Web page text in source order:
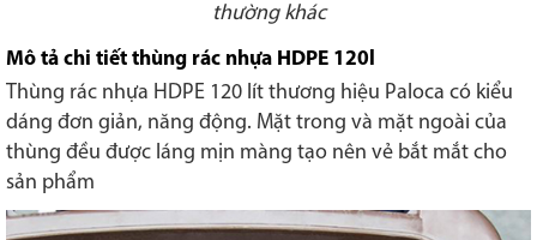
thường khác
Mô tả chi tiết thùng rác nhựa HDPE 120l
Thùng rác nhựa HDPE 120 lít thương hiệu Paloca có kiểu
dáng đơn giản, năng động. Mặt trong và mặt ngoài của
thùng đều được láng mịn màng tạo nên vẻ bắt mắt cho
sản phẩm